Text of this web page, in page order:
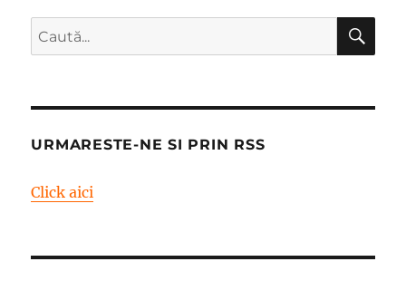
Caută
după:
URMARESTE-NE SI PRIN RSS
Click aici